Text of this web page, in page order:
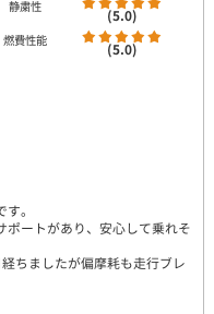
静粛性 (5.0)
燃費性能 (5.0)
。
ポートがあり、安心して乗れそ
ちましたが偏摩耗も走行ブレ